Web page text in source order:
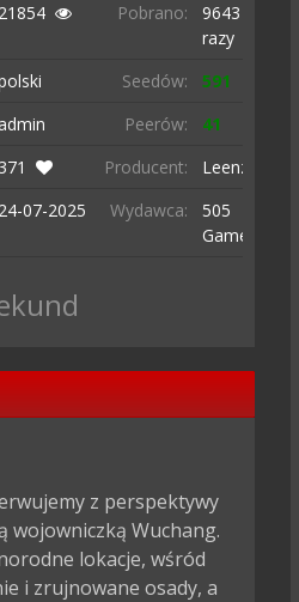
21854 Pobrano:
9643
razy
Seedów:
591
Peerów:
41
371 Producent:
Leenzee
24-07-2025 Wydawca:
505
Games
z perspektywy
wojowniczką Wuchang.
lokacje, wśród
i zrujnowane osady, a